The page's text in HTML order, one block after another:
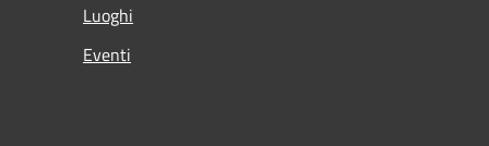
Luoghi
Eventi